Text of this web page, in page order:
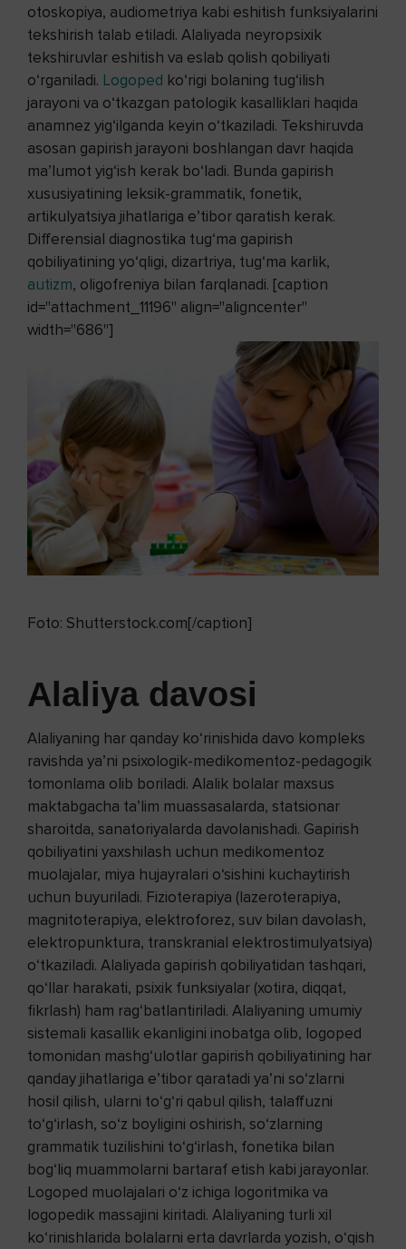
otoskopiya, audiometriya kabi eshitish funksiyalarini
tekshirish talab etiladi. Alaliyada neyropsixik
tekshiruvlar eshitish va eslab qolish qobiliyati
o‘rganiladi. Logoped ko‘rigi bolaning tug‘ilish
jarayoni va o‘tkazgan patologik kasalliklari haqida
anamnez yig‘ilganda keyin o‘tkaziladi. Tekshiruvda
asosan gapirish jarayoni boshlangan davr haqida
ma’lumot yig‘ish kerak bo‘ladi. Bunda gapirish
xususiyatining leksik-grammatik, fonetik,
artikulyatsiya jihatlariga e’tibor qaratish kerak.
Differensial diagnostika tug‘ma gapirish
qobiliyatining yo‘qligi, dizartriya, tug‘ma karlik,
autizm, oligofreniya bilan farqlanadi. [caption
id="attachment_11196" align="aligncenter"
width="686"]
Foto: Shutterstock.com[/caption]
Alaliya davosi
Alaliyaning har qanday ko‘rinishida davo kompleks
ravishda ya’ni psixologik-medikomentoz-pedagogik
tomonlama olib boriladi. Alalik bolalar maxsus
maktabgacha ta’lim muassasalarda, statsionar
sharoitda, sanatoriyalarda davolanishadi. Gapirish
qobiliyatini yaxshilash uchun medikomentoz
muolajalar, miya hujayralari o‘sishini kuchaytirish
uchun buyuriladi. Fizioterapiya (lazeroterapiya,
magnitoterapiya, elektroforez, suv bilan davolash,
elektropunktura, transkranial elektrostimulyatsiya)
o‘tkaziladi. Alaliyada gapirish qobiliyatidan tashqari,
qo‘llar harakati, psixik funksiyalar (xotira, diqqat,
fikrlash) ham rag‘batlantiriladi. Alaliyaning umumiy
sistemali kasallik ekanligini inobatga olib, logoped
tomonidan mashg‘ulotlar gapirish qobiliyatining har
qanday jihatlariga e’tibor qaratadi ya’ni so‘zlarni
hosil qilish, ularni to‘g‘ri qabul qilish, talaffuzni
to‘g‘irlash, so‘z boyligini oshirish, so‘zlarning
grammatik tuzilishini to‘g‘irlash, fonetika bilan
bog‘liq muammolarni bartaraf etish kabi jarayonlar.
Logoped muolajalari o‘z ichiga logoritmika va
logopedik massajini kiritadi. Alaliyaning turli xil
ko‘rinishlarida bolalarni erta davrlarda yozish, o‘qish